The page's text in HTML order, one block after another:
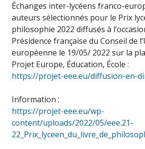
Échanges inter-lycéens franco-
auteurs sélectionnés pour le Prix
philosophie 2022 diffusés à
Présidence française du Conseil de
européenne le 19/05/ 2022 sur la
Projet Europe, Éducation, École :
https://projet-eee.eu/diffusion-en-
Information :
https://projet-eee.eu/wp-
content/uploads/2022/05/eee.21-